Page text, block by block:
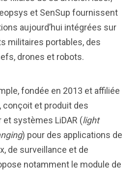
et SenSup fournissent
aujourd’hui intégrées sur
militaires portables, des
drones et robots.
fondée en 2013 et affiliée
conçoit et produit des
systèmes LiDAR (light
) pour des applications de
de surveillance et de
notamment le module de